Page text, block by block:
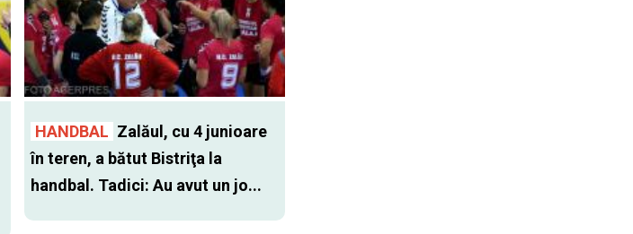
HANDBAL Zalăul, cu 4 junioare
în teren, a bătut Bistriţa la
handbal. Tadici: Au avut un jo...